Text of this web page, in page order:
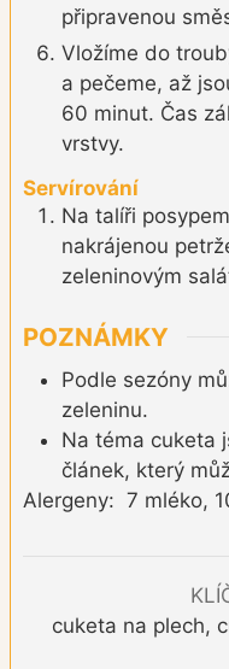
připravenou
Vložíme do
a pečeme, až
60 minut. Čas
vrstvy.
Servírování
Na talíři
nakrájenou
zeleninovým
POZNÁMKY
Podle sezóny
zeleninu.
Na téma cuketa
článek, který
Alergeny: 7 mléko,
cuketa na plech,